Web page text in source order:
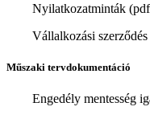
Nyilatkozatminták
Vállalkozási
Műszaki tervdokumentáció
Engedély mentesség